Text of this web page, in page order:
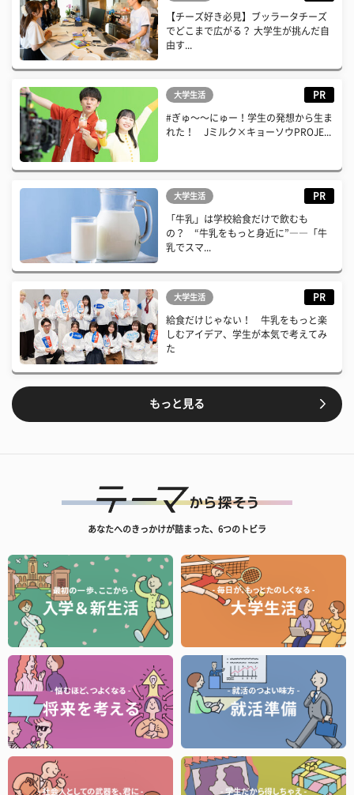
【チーズ好き必見】ブッラータチーズ
でどこまで広がる？ 大学生が挑んだ自
由す...
大学生活 PR
#ぎゅ〜〜にゅー！学生の発想から生ま
れた！ Jミルク×キョーソウPROJE...
大学生活 PR
「牛乳」は学校給食だけで飲むも
の？ “牛乳をもっと身近に”――「牛
乳でスマ...
大学生活 PR
給食だけじゃない！ 牛乳をもっと楽
しむアイデア、学生が本気で考えてみ
た
もっと見る
あなたへのきっかけが詰まった、6つのトビラ